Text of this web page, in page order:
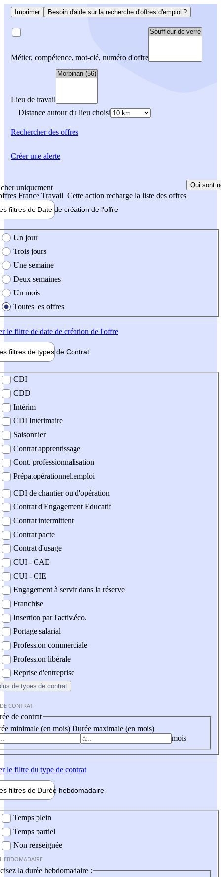
Imprimer Besoin d'aide sur la recherche d'offres d'emploi ?
Métier, compétence, mot-clé, numéro d'offre
Lieu de travail
Distance autour du lieu choisi
Rechercherdes offres
uniquement
France Travail Cette action recharge la liste des offres
Qui sont
filtres de Date de création de l'offre
création de l'offre
Un jour
Trois jours
Une semaine
Deux semaines
Un mois
Toutes les offres
le filtre de date de création de l'offre
filtres de types de Contrat
contrat
CDI
CDD
Intérim
CDI Intérimaire
Saisonnier
Contrat apprentissage
Cont. professionnalisation
Prépa.opérationnel.emploi
CDI de chantier ou d'opération
Contrat d'Engagement Educatif
Contrat intermittent
Contrat pacte
Contrat d'usage
CUI - CAE
CUI - CIE
Engagement à servir dans la réserve
Franchise
Insertion par l'activ.éco.
Portage salarial
Profession commerciale
Profession libérale
Reprise d'entreprise
de types de contrat
CONTRAT
de contrat
minimale (en mois) Durée maximale (en mois)
mois
le filtre du type de contrat
filtres de Durée hebdomadaire
Temps plein
Temps partiel
Non renseignée
la durée hebdomadaire :
Créer une alerte